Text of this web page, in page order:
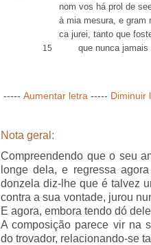
nom vos há prol de
à mia mesura, e gram
ca jurei, tanto que
15 que nunca jamais
----- Aumentar letra ----- Diminuir
Nota geral:
Compreendendo que o seu
longe dela, e regressa
donzela diz-lhe que é talvez
contra a sua vontade, jurou
E agora, embora tendo dó
A composição parece vir na
do trovador, relacionando-se